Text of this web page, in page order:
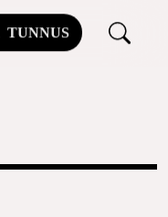
TUNNUS